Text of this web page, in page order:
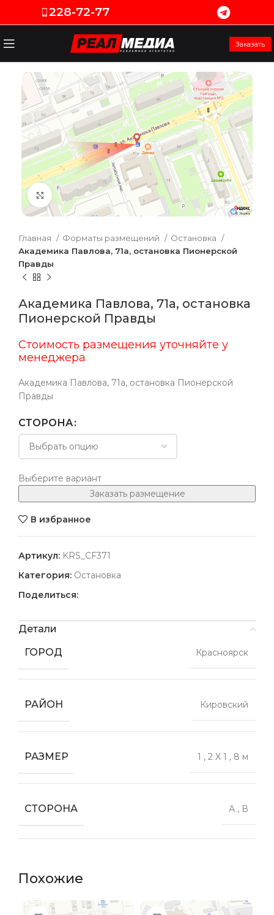
228-72-77
Заказать
Увеличить
Главная Форматы размещений
Остановка
Академика Павлова, 71а, остановка Пионерской
Правды
Академика Павлова, 71а, остановка
Пионерской Правды
Стоимость размещения уточняйте у
менеджера
Академика Павлова, 71а, остановка Пионерской
Правды
СТОРОНА
Выберите вариант
Заказать размещение
В избранное
Артикул: KRS_CF371
Категория: Остановка
Поделиться:
Детали
ГОРОД
Красноярск
РАЙОН Кировский
РАЗМЕР 1 , 2 X 1 , 8 м
СТОРОНА А , В
Похожие